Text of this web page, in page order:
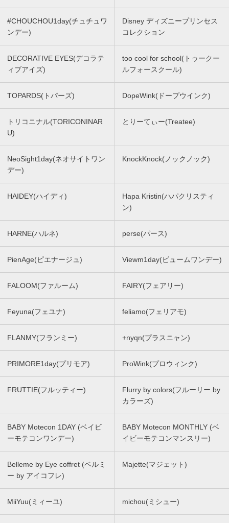
#CHOUCHOU1day(チュチュワ
ンデー)
Disney ディズニープリンセス
コレクション
DECORATIVE EYES(デコラテ
ィブアイズ)
too cool for school(トゥークー
ルフォースクール)
TOPARDS(トパーズ) DopeWink(ドープウインク)
トリコニナル(TORICONINAR
U)
とりーてぃー(Treatee)
NeoSight1day(ネオサイトワン
デー)
KnockKnock(ノックノック)
HAIDEY(ハイディ)
Hapa Kristin(ハパクリスティ
ン)
HARNE(ハルネ) perse(パース)
PienAge(ピエナージュ) Viewm1day(ビュームワンデー)
FALOOM(ファルーム) FAIRY(フェアリー)
Feyuna(フェユナ) feliamo(フェリアモ)
FLANMY(フランミー) +nyqn(プラスニャン)
PRIMORE1day(プリモア) ProWink(プロウィンク)
FRUTTIE(フルッティー)
Flurry by colors(フルーリー by
カラーズ)
BABY Motecon 1DAY (ベイビ
ーモテコンワンデー)
BABY Motecon MONTHLY (ベ
イビーモテコンマンスリー)
Belleme by Eye coffret (ベルミ
ー by アイコフレ)
Majette(マジェット)
MiiYuu(ミィーユ) michou(ミシュー)